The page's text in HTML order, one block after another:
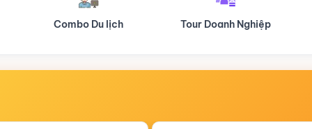
Tour Doanh Nghiệp Du lịch Hành Hương